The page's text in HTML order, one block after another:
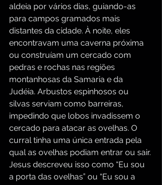
aldeia por vários dias, guiando-as
para campos gramados mais
distantes da cidade. À noite, eles
encontravam uma caverna próxima
ou construíam um cercado com
pedras e rochas nas regiões
montanhosas da Samaria e da
Judéia. Arbustos espinhosos ou
silvas serviam como barreiras,
impedindo que lobos invadissem o
cercado para atacar as ovelhas. O
curral tinha uma única entrada pela
qual as ovelhas podiam entrar ou sair.
Jesus descreveu isso como “Eu sou
a porta das ovelhas” ou “Eu sou a